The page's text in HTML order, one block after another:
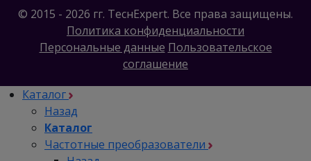
© 2015 - 2026 гг. ТеcнExpert. Все права защищены.
Политика конфиденциальности
Персональные данные Пользовательское
соглашение
Каталог
Назад
Каталог
Частотные преобразователи